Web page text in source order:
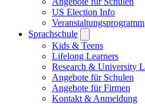
US Election Info
Veranstaltungsprogramm
Sprachschule
submenu
Kids & Teens
Lifelong Learners
Research & University
Angebote für Schulen
Angebote für Firmen
Kontakt & Anmeldung